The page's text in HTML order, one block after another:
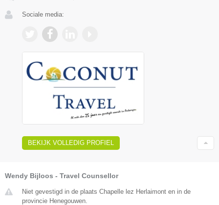
Sociale media:
BEKIJK VOLLEDIG PROFIEL
Wendy Bijloos - Travel Counsellor
Niet gevestigd in de plaats Chapelle lez Herlaimont en in de
provincie Henegouwen.